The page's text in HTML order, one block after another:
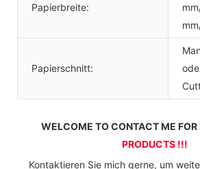
Papierbreite:
Papierschnitt:
WELCOME TO CONTACT ME FOR
PRODUCTS !!!